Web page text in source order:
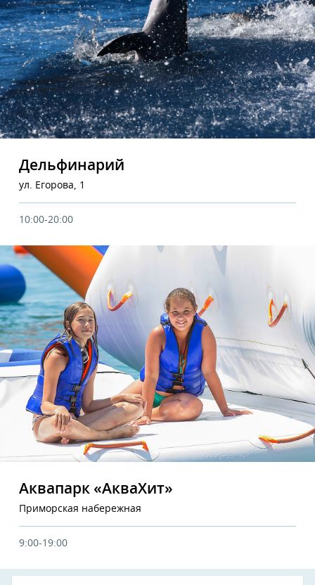
Дельфинарий
ул. Егорова, 1
10:00-20:00
Аквапарк «АкваХит»
Приморская набережная
9:00-19:00